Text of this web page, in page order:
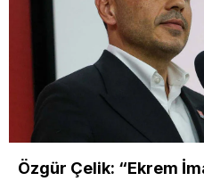
Özgür Çelik: “Ekrem